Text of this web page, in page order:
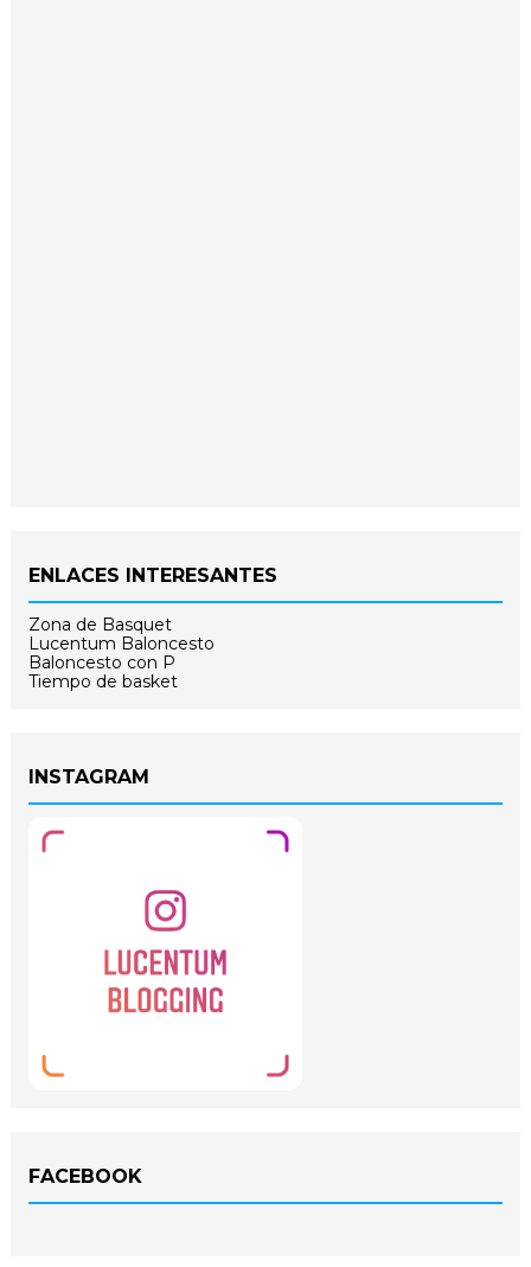
ENLACES INTERESANTES
Zona de Basquet
Lucentum Baloncesto
Baloncesto con P
Tiempo de basket
INSTAGRAM
FACEBOOK